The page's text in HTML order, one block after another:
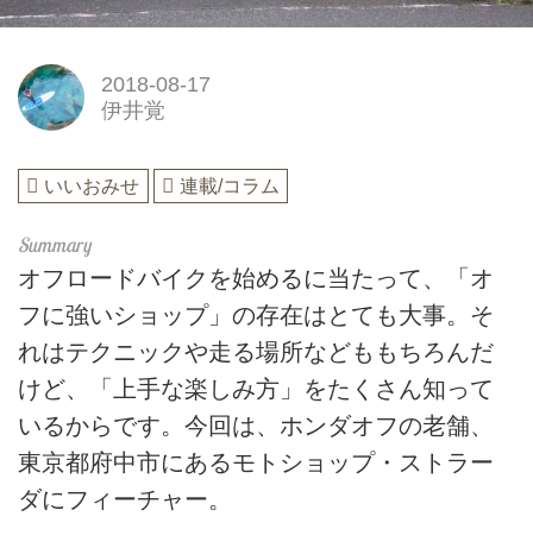
2018-08-17
伊井覚
いいおみせ 連載/コラム
オフロードバイクを始めるに当たって、「オ
フに強いショップ」の存在はとても大事。そ
れはテクニックや走る場所などももちろんだ
けど、「上手な楽しみ方」をたくさん知って
いるからです。今回は、ホンダオフの老舗、
東京都府中市にあるモトショップ・ストラー
ダにフィーチャー。